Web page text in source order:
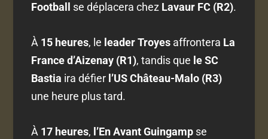
Football
se déplacera chez Lavaur FC (R2).
À 15 heures, le leader Troyes affrontera La
France d’Aizenay (R1), tandis que le SC
Bastia ira défier l’US Château-Malo (R3)
une heure plus tard.
À 17 heures, l’En Avant Guingamp se